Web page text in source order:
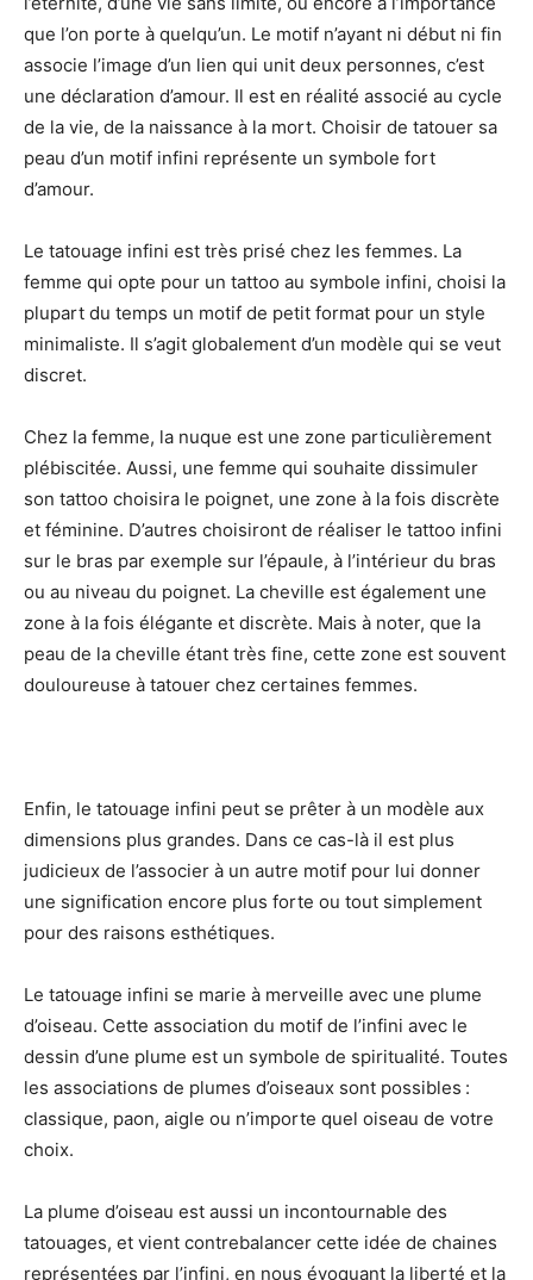
que l’on porte à quelqu’un. Le motif n’ayant ni début ni fin
associe l’image d’un lien qui unit deux personnes, c’est
une déclaration d’amour. Il est en réalité associé au cycle
de la vie, de la naissance à la mort. Choisir de tatouer sa
peau d’un motif infini représente un symbole fort
d’amour.
Le tatouage infini est très prisé chez les femmes. La
femme qui opte pour un tattoo au symbole infini, choisi la
plupart du temps un motif de petit format pour un style
minimaliste. Il s’agit globalement d’un modèle qui se veut
discret.
Chez la femme, la nuque est une zone particulièrement
plébiscitée. Aussi, une femme qui souhaite dissimuler
son tattoo choisira le poignet, une zone à la fois discrète
et féminine. D’autres choisiront de réaliser le tattoo infini
sur le bras par exemple sur l’épaule, à l’intérieur du bras
ou au niveau du poignet. La cheville est également une
zone à la fois élégante et discrète. Mais à noter, que la
peau de la cheville étant très fine, cette zone est souvent
douloureuse à tatouer chez certaines femmes.
Enfin, le tatouage infini peut se prêter à un modèle aux
dimensions plus grandes. Dans ce cas-là il est plus
judicieux de l’associer à un autre motif pour lui donner
une signification encore plus forte ou tout simplement
pour des raisons esthétiques.
Le tatouage infini se marie à merveille avec une plume
d’oiseau. Cette association du motif de l’infini avec le
dessin d’une plume est un symbole de spiritualité. Toutes
les associations de plumes d’oiseaux sont possibles :
classique, paon, aigle ou n’importe quel oiseau de votre
choix.
La plume d’oiseau est aussi un incontournable des
tatouages, et vient contrebalancer cette idée de chaines
représentées par l’infini, en nous évoquant la liberté et la